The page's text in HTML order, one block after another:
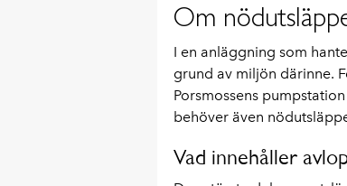
Om
I en anläggning som
grund av miljön därinne.
Porsmossens
behöver även
Vad innehåller